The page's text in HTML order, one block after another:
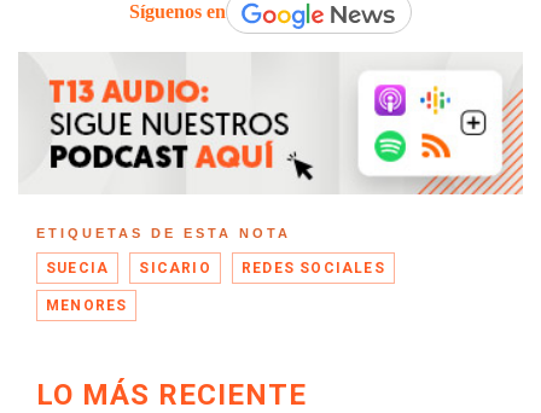
Síguenos en
ETIQUETAS DE ESTA NOTA
SUECIA SICARIO REDES SOCIALES
MENORES
LO MÁS RECIENTE